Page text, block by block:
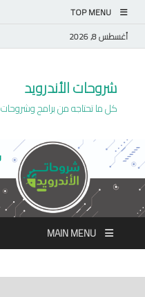
TOP MENU
أغسطس 8, 2026
شروحات الأندرويد
كل ما تحتاجه من برامج وشروحات
MAIN MENU